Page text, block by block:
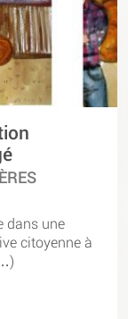
dans une
citoyenne à